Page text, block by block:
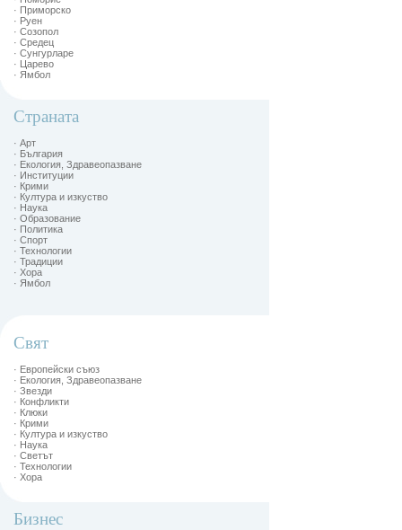
· Приморско
· Руен
· Созопол
· Средец
· Сунгурларе
· Царево
· Ямбол
Страната
· Арт
· България
· Екология, Здравеопазване
· Институции
· Крими
· Култура и изкуство
· Наука
· Образование
· Политика
· Спорт
· Технологии
· Традиции
· Хора
· Ямбол
Свят
· Европейски съюз
· Екология, Здравеопазване
· Звезди
· Конфликти
· Клюки
· Крими
· Култура и изкуство
· Наука
· Светът
· Технологии
· Хора
Бизнес